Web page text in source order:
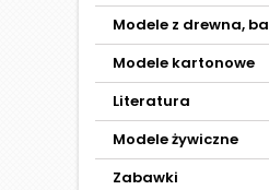
Modele z drewna,
Modele kartonowe
Literatura
Modele żywiczne
Zabawki